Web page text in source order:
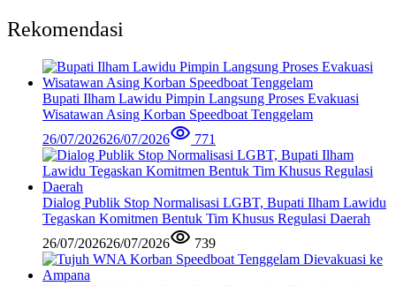
Rekomendasi
Bupati Ilham Lawidu Pimpin Langsung Proses Evakuasi
Wisatawan Asing Korban Speedboat Tenggelam
26/07/202626/07/2026 771
Dialog Publik Stop Normalisasi LGBT, Bupati Ilham Lawidu
Tegaskan Komitmen Bentuk Tim Khusus Regulasi Daerah
26/07/202626/07/2026 739